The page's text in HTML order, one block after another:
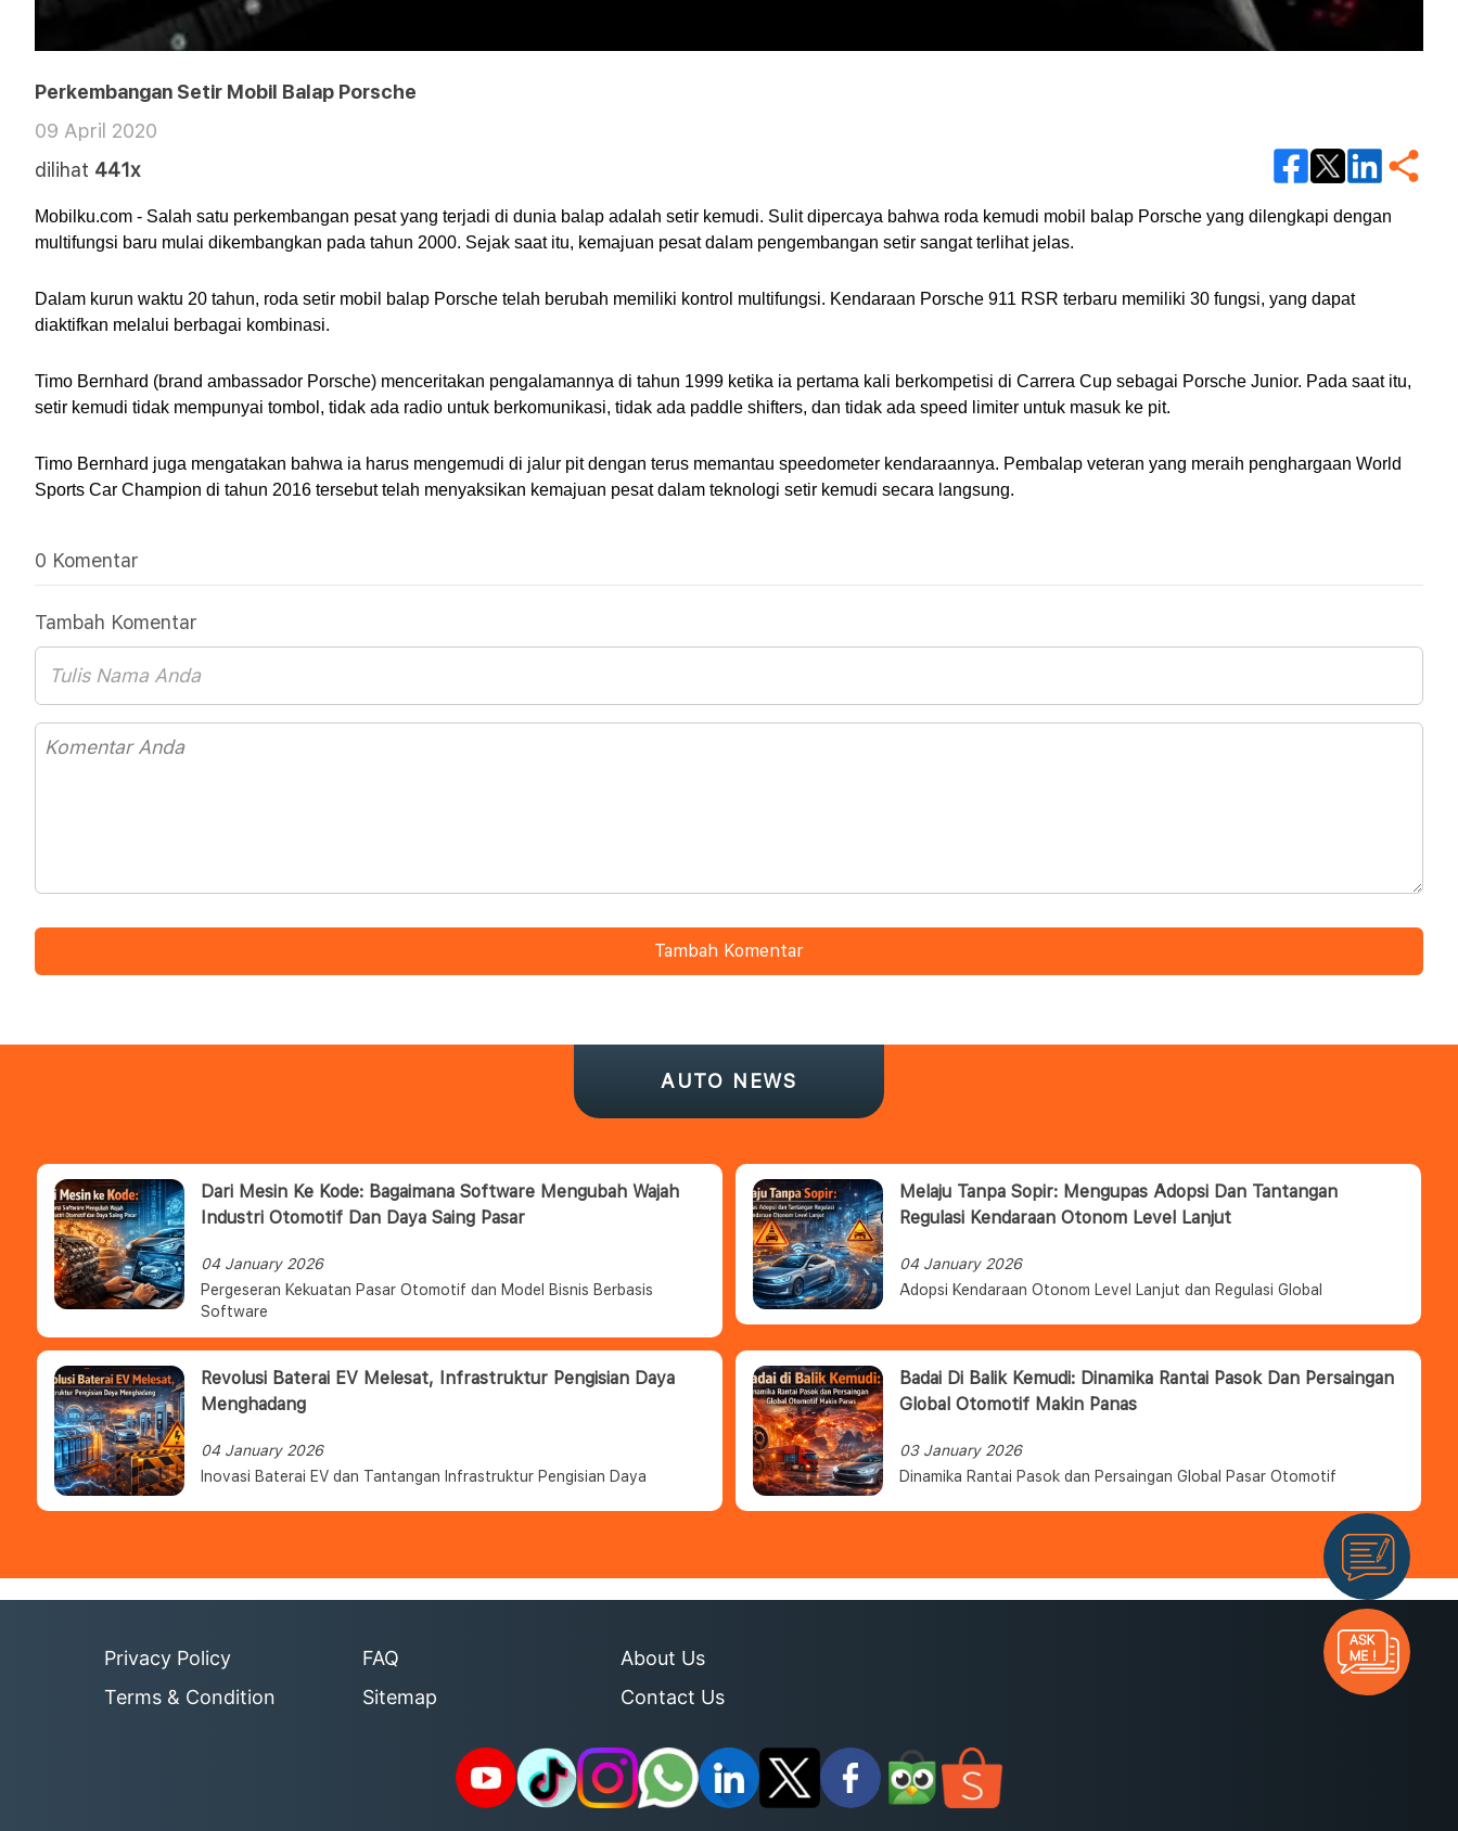
Perkembangan Setir Mobil Balap Porsche
09 April 2020
dilihat 441x
Mobilku.com - Salah satu perkembangan pesat yang terjadi di dunia balap adalah setir kemudi. Sulit dipercaya bahwa roda kemudi mobil balap Porsche yang dilengkapi dengan
multifungsi baru mulai dikembangkan pada tahun 2000. Sejak saat itu, kemajuan pesat dalam pengembangan setir sangat terlihat jelas.
Dalam kurun waktu 20 tahun, roda setir mobil balap Porsche telah berubah memiliki kontrol multifungsi. Kendaraan Porsche 911 RSR terbaru memiliki 30 fungsi, yang dapat
diaktifkan melalui berbagai kombinasi.
Timo Bernhard (brand ambassador Porsche) menceritakan pengalamannya di tahun 1999 ketika ia pertama kali berkompetisi di Carrera Cup sebagai Porsche Junior. Pada saat itu,
setir kemudi tidak mempunyai tombol, tidak ada radio untuk berkomunikasi, tidak ada paddle shifters, dan tidak ada speed limiter untuk masuk ke pit.
Timo Bernhard juga mengatakan bahwa ia harus mengemudi di jalur pit dengan terus memantau speedometer kendaraannya. Pembalap veteran yang meraih penghargaan World
Sports Car Champion di tahun 2016 tersebut telah menyaksikan kemajuan pesat dalam teknologi setir kemudi secara langsung.
0 Komentar
Tambah Komentar
Tambah Komentar
AUTO NEWS
Dari Mesin Ke Kode: Bagaimana Software Mengubah Wajah
Industri Otomotif Dan Daya Saing Pasar
04 January 2026
Pergeseran Kekuatan Pasar Otomotif dan Model Bisnis Berbasis
Software
Melaju Tanpa Sopir: Mengupas Adopsi Dan Tantangan
Regulasi Kendaraan Otonom Level Lanjut
04 January 2026
Adopsi Kendaraan Otonom Level Lanjut dan Regulasi Global
Revolusi Baterai EV Melesat, Infrastruktur Pengisian Daya
Menghadang
04 January 2026
Inovasi Baterai EV dan Tantangan Infrastruktur Pengisian Daya
Badai Di Balik Kemudi: Dinamika Rantai Pasok Dan Persaingan
Global Otomotif Makin Panas
03 January 2026
Dinamika Rantai Pasok dan Persaingan Global Pasar Otomotif
Privacy Policy
Terms & Condition
FAQ
Sitemap
About Us
Contact Us